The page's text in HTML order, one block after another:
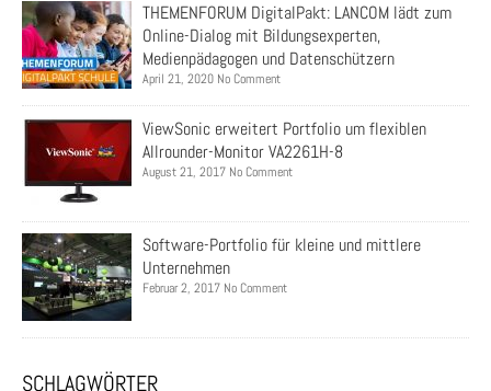
THEMENFORUM DigitalPakt: LANCOM lädt zum
Online-Dialog mit Bildungsexperten,
Medienpädagogen und Datenschützern
April 21, 2020 No Comment
ViewSonic erweitert Portfolio um flexiblen
Allrounder-Monitor VA2261H-8
August 21, 2017 No Comment
Software-Portfolio für kleine und mittlere
Unternehmen
Februar 2, 2017 No Comment
SCHLAGWÖRTER